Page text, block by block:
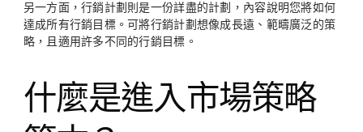
另一方面，行銷計劃則是一份詳盡的計劃，內容說明您將如何
達成所有行銷目標。可將行銷計劃想像成長遠、範疇廣泛的策
略，且適用許多不同的行銷目標。
什麼是進入市場策略